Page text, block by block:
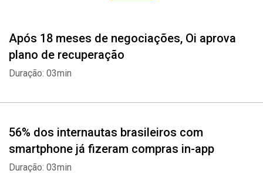
Após 18 meses de negociações, Oi aprova
plano de recuperação
Duração: 03min
56% dos internautas brasileiros com
smartphone já fizeram compras in-app
Duração: 03min